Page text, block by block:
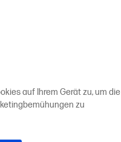
auf Ihrem Gerät zu, um die
zu